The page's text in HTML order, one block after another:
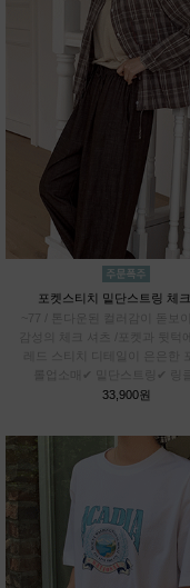
포켓스티치 밑단스트링 체
~77 / 톤다운된 컬러감이 돋보
감성의 체크 셔츠 /포켓과 뒷턱
레드 스티치 디테일이 은은한
롤업소매✔ 밑단스트링✔ 링
33,900원